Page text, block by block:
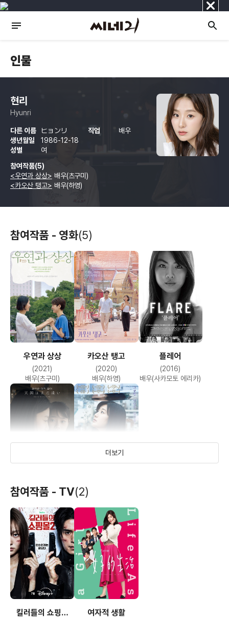
닫
기
인물
현리
Hyunri
다른 이름 ヒョンリ 직업
배우
생년월일
1986-12-18
성별
여
참여작품(5)
<우연과 상상> 배우(츠구미)
<카오산 탱고> 배우(하영)
참여작품 - 영화(5)
우연과 상상
(2021)
배우(츠구미)
카오산 탱고
(2020)
배우(하영)
플레어
(2016)
배우(사카모토 에리카)
천국은 아직 멀어
배우
물의 목소리를 듣다
배우
더보기
참여작품 - TV(2)
킬러들의 쇼핑몰
여자적 생활